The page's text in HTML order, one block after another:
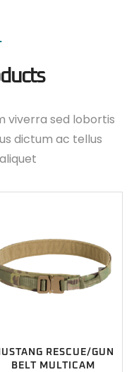
viverra sed lobortis
dictum ac tellus
RESCUE/GUN
BELT MULTICAM